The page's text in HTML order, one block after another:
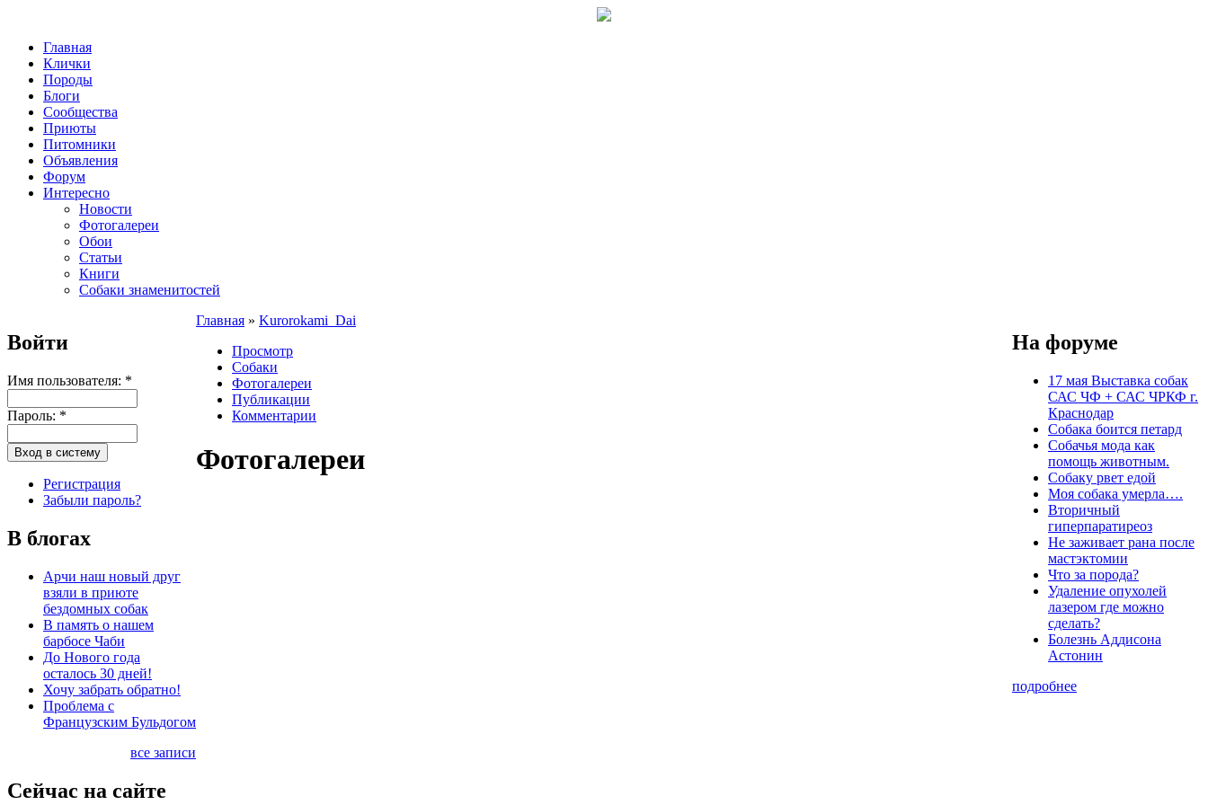
Главная
Клички
Породы
Блоги
Сообщества
Приюты
Питомники
Объявления
Форум
Интересно
Новости
Фотогалереи
Обои
Статьи
Книги
Собаки знаменитостей
Войти
Имя пользователя: *
Пароль: *
Регистрация
Забыли пароль?
В блогах
Арчи наш новый друг
взяли в приюте
бездомных собак
В память о нашем
барбосе Чаби
До Нового года
осталось 30 дней!
Хочу забрать обратно!
Проблема с
Французским Бульдогом
все записи
Сейчас на сайте
Главная » Kurorokami_Dai
Просмотр
Собаки
Фотогалереи
Публикации
Комментарии
Фотогалереи
На форуме
17 мая Выставка собак
САС ЧФ + САС ЧРКФ г.
Краснодар
Собака боится петард
Собачья мода как
помощь животным.
Собаку рвет едой
Моя собака умерла….
Вторичный
гиперпаратиреоз
Не заживает рана после
мастэктомии
Что за порода?
Удаление опухолей
лазером где можно
сделать?
Болезнь Аддисона
Астонин
подробнее